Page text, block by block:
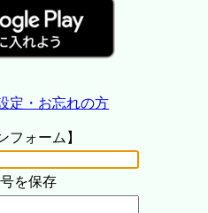
定・お忘れの方
フォーム】
を保存